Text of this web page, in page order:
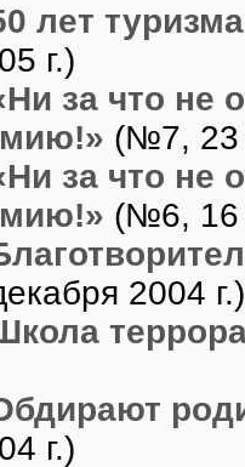
лет
г.)
за что не
(№7, 23
за что не
(№6, 16
2004 г.)
г.)